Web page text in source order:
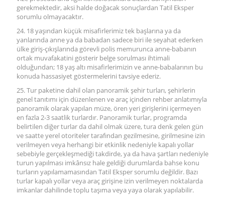
gerekmektedir, aksi halde doğacak sonuçlardan Tatil Eksper
sorumlu olmayacaktır.
24. 18 yaşından küçük misafirlerimiz tek başlarına ya da
yanlarında anne ya da babadan sadece biri ile seyahat ederken
ülke giriş-çıkışlarında görevli polis memurunca anne-babanın
ortak muvafakatini gösterir belge sorulması ihtimali
olduğundan; 18 yaş altı misafirlerimizin ve anne-babalarının bu
konuda hassasiyet göstermelerini tavsiye ederiz.
25. Tur paketine dahil olan panoramik şehir turları, şehirlerin
genel tanıtımı için düzenlenen ve araç içinden rehber anlatımıyla
panoramik olarak yapılan müze, ören yeri girişlerini içermeyen
en fazla 2-3 saatlik turlardır. Panoramik turlar, programda
belirtilen diğer turlar da dahil olmak üzere, tura denk gelen gün
ve saatte yerel otoriteler tarafından gezilmesine, girilmesine izin
verilmeyen veya herhangi bir etkinlik nedeniyle kapalı yollar
sebebiyle gerçekleşmediği takdirde, ya da hava şartları nedeniyle
turun yapılması imkânsız hale geldiği durumlarda bahse konu
turların yapılamamasından Tatil Eksper sorumlu değildir. Bazı
turlar kapalı yollar veya araç girişine izin verilmeyen noktalarda
imkanlar dahilinde toplu taşıma veya yaya olarak yapılabilir.